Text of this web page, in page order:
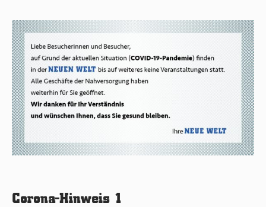
Corona-Hinweis 1